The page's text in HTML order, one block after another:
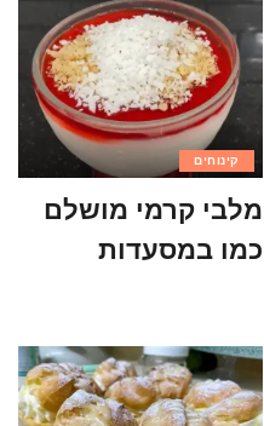
קינוחים
מלבי קרמי מושלם
כמו במסעדות